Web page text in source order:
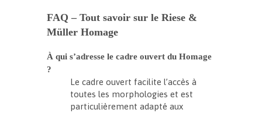
FAQ – Tout savoir sur le Riese &
Müller Homage
À qui s’adresse le cadre ouvert du Homage
?
Le cadre ouvert facilite l’accès à
toutes les morphologies et est
particulièrement adapté aux